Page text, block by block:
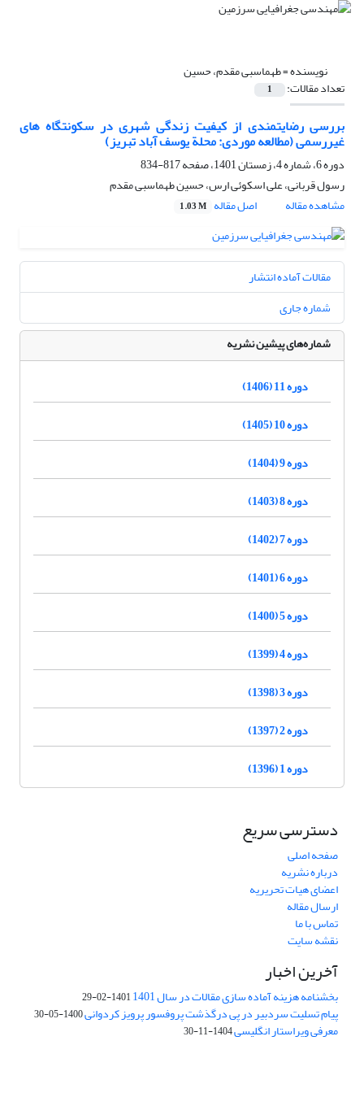
نویسنده =طهماسبی مقدم، حسین
تعداد مقالات: 1
بررسی رضایتمندی از کیفیت زندگی شهری در سکونتگاه ‏های
غیررسمی (مطالعه موردی: محلة یوسف ‏آباد تبریز)
دوره 6، شماره 4، زمستان 1401، صفحه
817-834
رسول قربانی، علی اسکوئی ارس، حسین طهماسبی مقدم
مشاهده مقاله
اصل مقاله 1.03 M
مقالات آماده انتشار
شماره جاری
شماره‌های پیشین نشریه
دوره 11 (1406)
دوره 10 (1405)
دوره 9 (1404)
دوره 8 (1403)
دوره 7 (1402)
دوره 6 (1401)
دوره 5 (1400)
دوره 4 (1399)
دوره 3 (1398)
دوره 2 (1397)
دوره 1 (1396)
دسترسی سریع
صفحه اصلی
درباره نشریه
اعضای هیات تحریریه
ارسال مقاله
تماس با ما
نقشه سایت
آخرین اخبار
بخشنامه هزینه آماده سازی مقالات در سال 1401 1401-02-29
پیام تسلیت سردبیر در پی درگذشت پروفسور پرویز کردوانی1400-05-30
معرفی ویراستار انگلیسی1404-11-30